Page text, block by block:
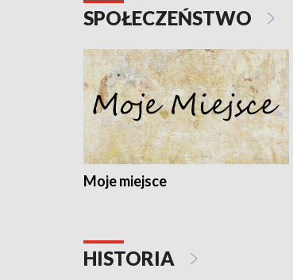
SPOŁECZEŃSTWO
Moje miejsce
HISTORIA